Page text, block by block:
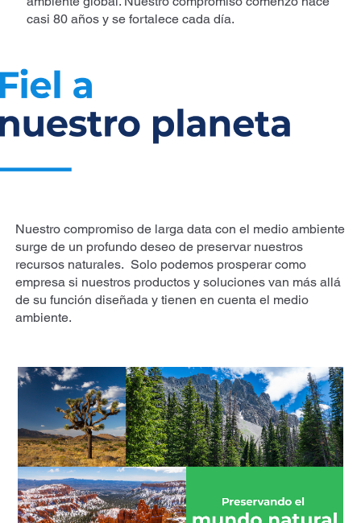
casi 80 años y se fortalece cada día.
Nuestro compromiso de larga data con el medio ambiente
surge de un profundo deseo de preservar nuestros
recursos naturales. Solo podemos prosperar como
empresa si nuestros productos y soluciones van más allá
de su función diseñada y tienen en cuenta el medio
ambiente.